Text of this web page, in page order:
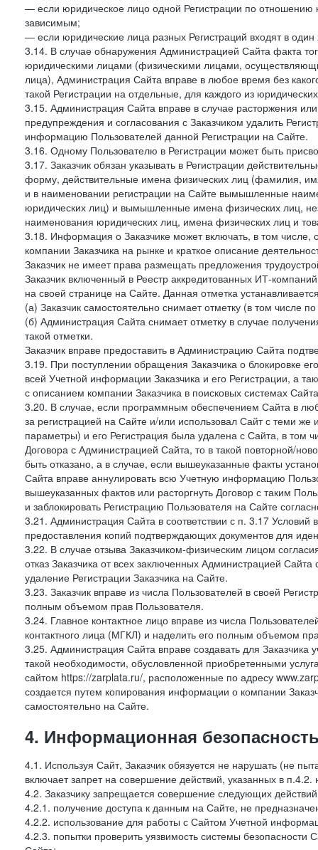
— если юридическое лицо одной Регистрации по отношению
зависимым;
— если юридические лица разных Регистраций входят в
3.14. В случае обнаружения Администрацией Сайта факта
юридическими лицами (физическими лицами,
лица), Администрация Сайта вправе в любое время без
такой Регистрации на отдельные, для каждого из
3.15. Администрация Сайта вправе в случае расторжения
предупреждения и согласования с Заказчиком удалить
информацию Пользователей данной Регистрации на Сайте.
3.16. Одному Пользователю в Регистрации может быть
3.17. Заказчик обязан указывать в Регистрации
форму, действительные имена физических лиц (фамилия,
и в наименовании регистрации на Сайте вымышленные
юридических лиц) и вымышленные имена физических лиц,
наименования юридических лиц, имена физических лиц и
3.18. Информация о Заказчике может включать, в том
компании Заказчика на рынке и краткое описание
Заказчик не имеет права размещать предложения
Заказчик включенный в Реестр аккредитованных ИТ-
на своей странице на Сайте. Данная отметка
(а) Заказчик самостоятельно снимает отметку (в том числе
(б) Администрация Сайта снимает отметку в случае
такой отметки.
Заказчик вправе предоставить в Администрацию Сайта
3.19. При поступлении обращения Заказчика о блокировке
всей Учетной информации Заказчика и его Регистрации, а
с описанием компании Заказчика в поисковых системах
3.20. В случае, если программным обеспечением Сайта в
за регистрацией на Сайте и/или использовал Сайт с теми
параметры) и его Регистрация была удалена с Сайта, в том
Договора с Администрацией Сайта, то в такой повторной/
быть отказано, а в случае, если вышеуказанные факты
Сайта вправе аннулировать всю Учетную информацию
вышеуказанных фактов или расторгнуть Договор с таким
и заблокировать Регистрацию Пользователя на Сайте
3.21. Администрация Сайта в соответствии с п. 3.17 Условий
предоставления копий подтверждающих документов для
3.22. В случае отзыва Заказчиком-физическим лицом
отказ Заказчика от всех заключенных Администрацией
удаление Регистрации Заказчика на Сайте.
3.23. Заказчик вправе из числа Пользователей в своей
полным объемом прав Пользователя.
3.24. Главное контактное лицо вправе из числа
контактного лица (МГКЛ) и наделить его полным объемом
3.25. Администрация Сайта вправе создавать для
такой необходимости, обусловленной приобретенными
сайтом https://zarplata.ru/, расположенные по адресу
создается путем копирования информации о компании
самостоятельно на Сайте.
4. Информационная
4.1. Используя Сайт, Заказчик обязуется не нарушать (не
включает запрет на совершение действий, указанных в
4.2. Заказчику запрещается совершение следующих
4.2.1. получение доступа к данным на Сайте, не
4.2.2. использование для работы с Сайтом Учетной
4.2.3. попытки проверить уязвимость системы